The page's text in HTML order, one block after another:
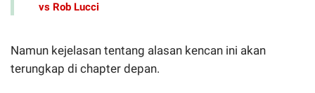
vs Rob Lucci
Namun kejelasan tentang alasan kencan ini akan
terungkap di chapter depan.